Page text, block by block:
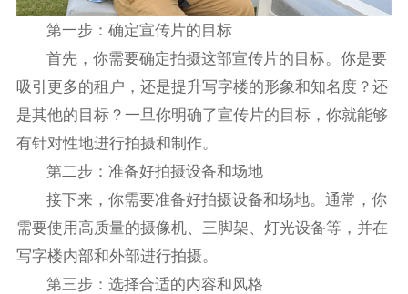
第一步：确定宣传片的目标
首先，你需要确定拍摄这部宣传片的目标。你是要
吸引更多的租户，还是提升写字楼的形象和知名度？还
是其他的目标？一旦你明确了宣传片的目标，你就能够
有针对性地进行拍摄和制作。
第二步：准备好拍摄设备和场地
接下来，你需要准备好拍摄设备和场地。通常，你
需要使用高质量的摄像机、三脚架、灯光设备等，并在
写字楼内部和外部进行拍摄。
第三步：选择合适的内容和风格